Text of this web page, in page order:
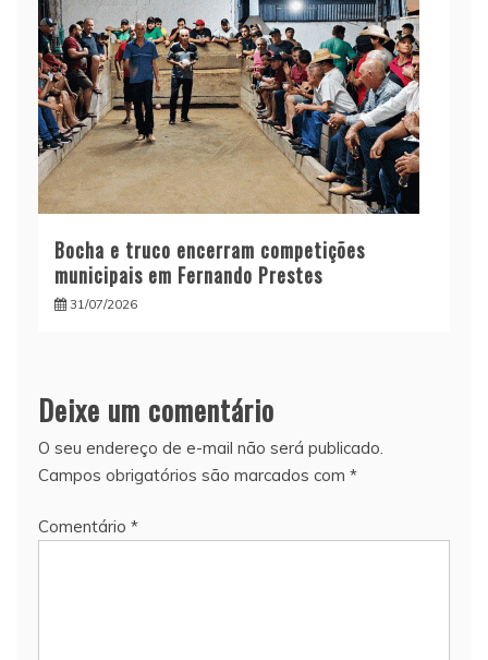
Bocha e truco encerram competições
municipais em Fernando Prestes
31/07/2026
Deixe um comentário
O seu endereço de e-mail não será publicado.
Campos obrigatórios são marcados com *
Comentário *